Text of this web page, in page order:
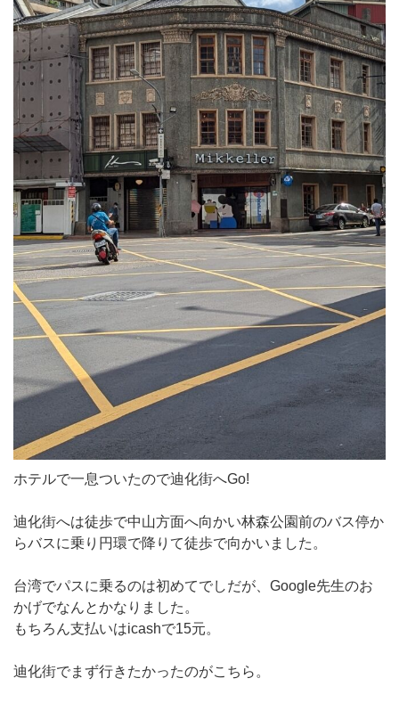
ホテルで一息ついたので迪化街へGo!
迪化街へは徒歩で中山方面へ向かい林森公園前のバス停か
らバスに乗り円環で降りて徒歩で向かいました。
台湾でパスに乗るのは初めてでしだが、Google先生のお
かげでなんとかなりました。
もちろん支払いはicashで15元。
迪化街でまず行きたかったのがこちら。